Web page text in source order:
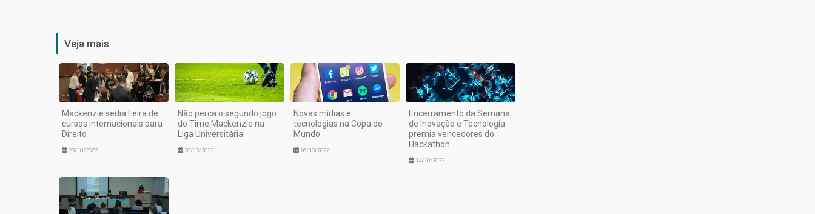
Veja mais
Mackenzie sedia Feira de
cursos internacionais para
Direito
28/10/2022
Não perca o segundo jogo
do Time Mackenzie na
Liga Universitária
28/10/2022
Novas mídias e
tecnologias na Copa do
Mundo
26/10/2022
Encerramento da Semana
de Inovação e Tecnologia
premia vencedores do
Hackathon
14/10/2022